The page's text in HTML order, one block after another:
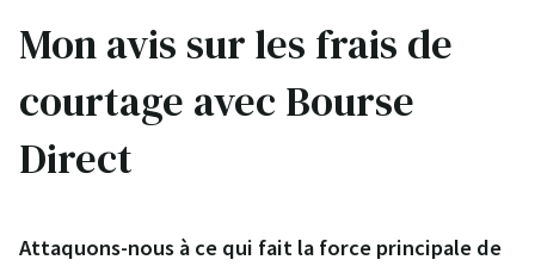
Mon avis sur les frais de
courtage avec Bourse
Direct
Attaquons-nous à ce qui fait la force principale de